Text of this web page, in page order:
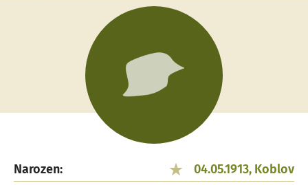
Narozen:
04.05.1913, Koblov